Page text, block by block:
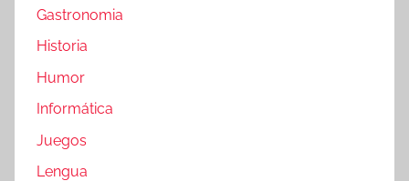
Gastronomia
Historia
Humor
Informática
Juegos
Lengua